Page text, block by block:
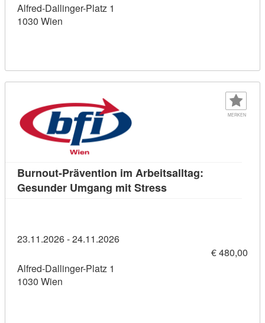
Alfred-Dallinger-Platz 1
1030 Wien
MERKEN
Burnout-Prävention im Arbeitsalltag:
Gesunder Umgang mit StressKursdetail: Burnout-
23.11.2026 - 24.11.2026
€ 480,00
Alfred-Dallinger-Platz 1
1030 Wien